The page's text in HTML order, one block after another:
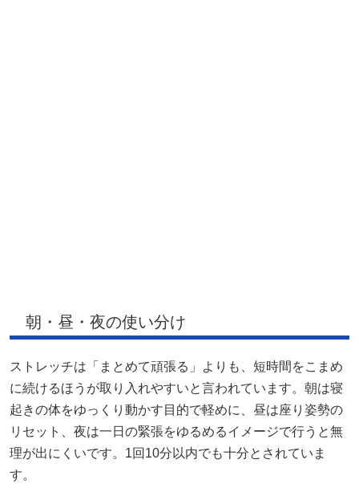
朝・昼・夜の使い分け
ストレッチは「まとめて頑張る」よりも、短時間をこまめ
に続けるほうが取り入れやすいと言われています。朝は寝
起きの体をゆっくり動かす目的で軽めに、昼は座り姿勢の
リセット、夜は一日の緊張をゆるめるイメージで行うと無
理が出にくいです。1回10分以内でも十分とされていま
す。